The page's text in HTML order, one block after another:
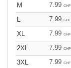
M
7.99 CHF
L
7.99 CHF
XL
7.99 CHF
2XL
7.99 CHF
3XL
7.99 CHF